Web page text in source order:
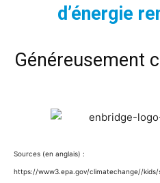
d’énergie
Généreusement
Sources (en anglais) :
https://www3.epa.gov/climatechange//